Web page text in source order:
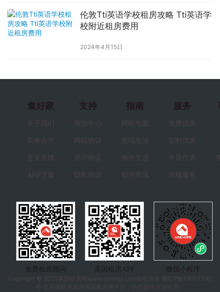
伦敦Tti英语学校租房攻略 Tti英语学
校附近租房费用
2024年4月15日
集好家
关于我们
商务合作
意见反馈
APP下载
支持
帮助中心
网站协议
用户协议
隐私协议
指南
网站地图
发现生活
海外生活
租房资讯
服务
免费找房
定制找房
学居代表
商城服务
免费租房顾问 英国租房APP
微信小程序
Copyright © 2023 英国租房 网www.qunheji.com版权所有
豫ICP备19007390
号-2 英国租房就用英国租房网平台，为您提供专业好房。